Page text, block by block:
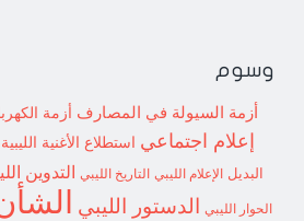
وسوم
أزمة السيولة في المصارف أزمة
إعلام اجتماعي استطلاع الأغنية الليبية
البديل الإعلام الليبي التاريخ الليبي التدوين
الحوار الليبي الدستور الليبي